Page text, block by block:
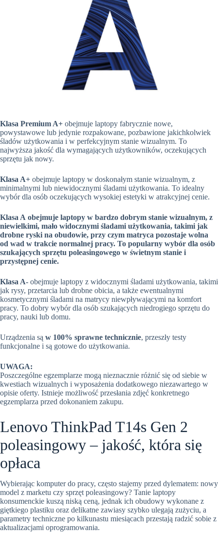
Klasa Premium A+ obejmuje laptopy fabrycznie nowe,
powystawowe lub jedynie rozpakowane, pozbawione jakichkolwiek
śladów użytkowania i w perfekcyjnym stanie wizualnym. To
najwyższa jakość dla wymagających użytkowników, oczekujących
sprzętu jak nowy.
Klasa A+ obejmuje laptopy w doskonałym stanie wizualnym, z
minimalnymi lub niewidocznymi śladami użytkowania. To idealny
wybór dla osób oczekujących wysokiej estetyki w atrakcyjnej cenie.
Klasa A obejmuje laptopy w bardzo dobrym stanie wizualnym, z
niewielkimi, mało widocznymi śladami użytkowania, takimi jak
drobne ryski na obudowie, przy czym matryca pozostaje wolna
od wad w trakcie normalnej pracy. To popularny wybór dla osób
szukających sprzętu poleasingowego w świetnym stanie i
przystępnej cenie.
Klasa A- obejmuje laptopy z widocznymi śladami użytkowania, takimi
jak rysy, przetarcia lub drobne obicia, a także ewentualnymi
kosmetycznymi śladami na matrycy niewpływającymi na komfort
pracy. To dobry wybór dla osób szukających niedrogiego sprzętu do
pracy, nauki lub domu.
Urządzenia są w 100% sprawne technicznie, przeszły testy
funkcjonalne i są gotowe do użytkowania.
UWAGA:
Poszczególne egzemplarze mogą nieznacznie różnić się od siebie w
kwestiach wizualnych i wyposażenia dodatkowego niezawartego w
opisie oferty. Istnieje możliwość przesłania zdjęć konkretnego
egzemplarza przed dokonaniem zakupu.
Lenovo ThinkPad T14s Gen 2
poleasingowy – jakość, która się
opłaca
Wybierając komputer do pracy, często stajemy przed dylematem: nowy
model z marketu czy sprzęt poleasingowy? Tanie laptopy
konsumenckie kuszą niską ceną, jednak ich obudowy wykonane z
giętkiego plastiku oraz delikatne zawiasy szybko ulegają zużyciu, a
parametry techniczne po kilkunastu miesiącach przestają radzić sobie z
aktualizacjami oprogramowania.